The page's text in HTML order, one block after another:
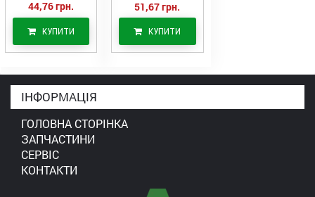
44,76 грн.
КУПИТИ
51,67 грн.
КУПИТИ
ІНФОРМАЦІЯ
ГОЛОВНА СТОРІНКА
ЗАПЧАСТИНИ
СЕРВІС
КОНТАКТИ